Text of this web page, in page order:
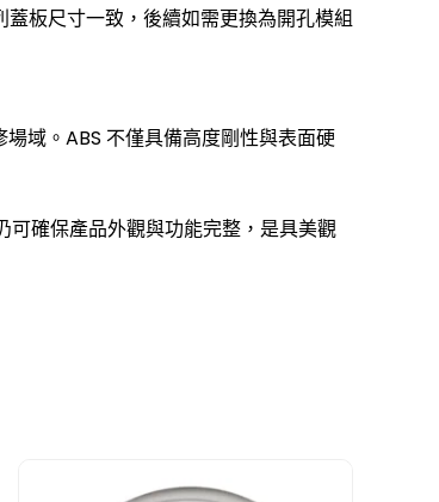
板尺寸一致，後續如需更換為開孔模組
域。ABS 不僅具備高度剛性與表面硬
確保產品外觀與功能完整，是具美觀